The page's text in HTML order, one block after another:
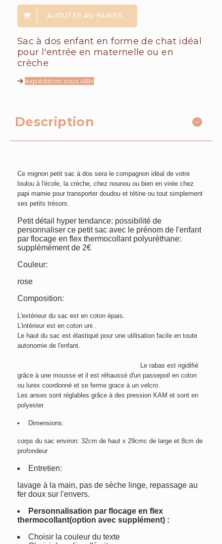
AJOUTER AU PANIER
Sac à dos enfant en forme de chat idéal
pour l'entrée en maternelle ou en
crèche
expédition sous 48H
Description
Ce mignon petit sac à dos sera le compagnon idéal de votre
loulou à l'école, la crèche, chez nounou ou bien en virée chez
papi mamie pour transporter doudou et tétine ou tout simplement
ses petits trésors.
Petit détail hyper tendance: possibilité de
personnaliser ce petit sac avec le prénom de l'enfant
par flocage en flex thermocollant polyuréthane:
supplémément de 2€
Couleur:
rose
Composition:
L'extérieur du sac est en coton épais.
L'intérieur est en coton uni .
Le haut du sac est élastiqué pour une utilisation facile en toute
autonomie de l'enfant.
Le rabas est rigidifié
grâce à une mousse et il est réhaussé d'un passepoil en coton
ou lurex coordonné et se ferme grace à un velcro.
Les anses sont réglables grâce à des pression KAM et sont en
polyester
Dimensions:
corps du sac environ: 32cm de haut x 29cmc de large et 8cm de
profondeur
Entretien:
lavage à la main, pas de sèche linge, repassage au
fer doux sur l'envers.
Personnalisation par flocage en flex
thermocollant(option avec supplément) :
Choisir la couleur du texte